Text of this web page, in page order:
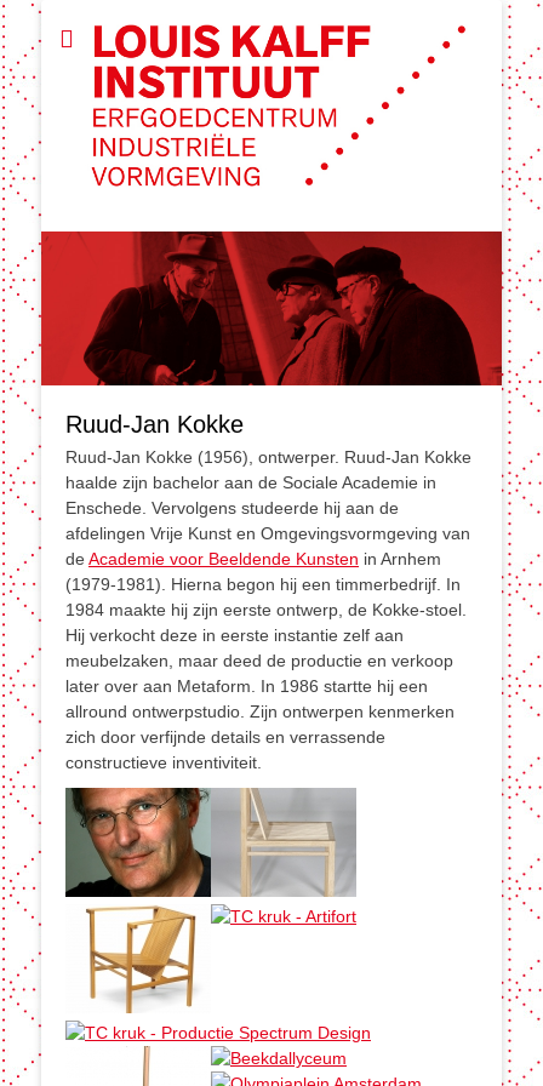
Ruud-Jan Kokke
Ruud-Jan Kokke (1956), ontwerper. Ruud-Jan Kokke
haalde zijn bachelor aan de Sociale Academie in
Enschede. Vervolgens studeerde hij aan de
afdelingen Vrije Kunst en Omgevingsvormgeving van
de Academie voor Beeldende Kunsten in Arnhem
(1979-1981). Hierna begon hij een timmerbedrijf. In
1984 maakte hij zijn eerste ontwerp, de Kokke-stoel.
Hij verkocht deze in eerste instantie zelf aan
meubelzaken, maar deed de productie en verkoop
later over aan Metaform. In 1986 startte hij een
allround ontwerpstudio. Zijn ontwerpen kenmerken
zich door verfijnde details en verrassende
constructieve inventiviteit.